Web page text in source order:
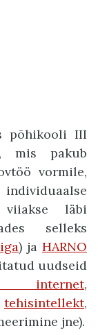
põhikooli III
mis pakub
vormile,
läbi
selleks
) ja HARNO
uudseid
internet,
tehisintellekt,
jne).